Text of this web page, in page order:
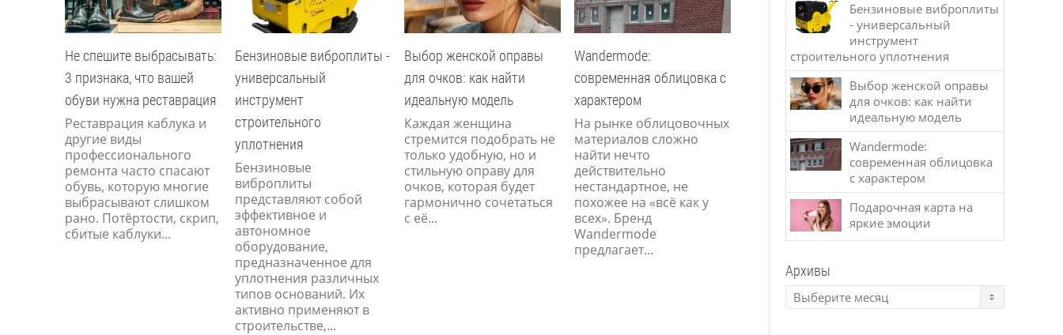
Не спешите выбрасывать:
3 признака, что вашей
обуви нужна реставрация
Реставрация каблука и
другие виды
профессионального
ремонта часто спасают
обувь, которую многие
выбрасывают слишком
рано. Потёртости, скрип,
сбитые каблуки...
Бензиновые виброплиты -
универсальный
инструмент
строительного
уплотнения
Бензиновые
виброплиты
представляют собой
эффективное и
автономное
оборудование,
предназначенное для
уплотнения различных
типов оснований. Их
активно применяют в
строительстве,...
Выбор женской оправы
для очков: как найти
идеальную модель
Каждая женщина
стремится подобрать не
только удобную, но и
стильную оправу для
очков, которая будет
гармонично сочетаться
с её...
Wandermode:
современная облицовка с
характером
На рынке облицовочных
материалов сложно
найти нечто
действительно
нестандартное, не
похожее на «всё как у
всех». Бренд
Wandermode
предлагает...
Подарочная карта на
яркие эмоции
В эпоху переизбытка
вещей и быстрого
потребления всё
выбирают в качестве
подарков не
материальные
предметы, а эмоции...
Элайнеры: инновация в
выравнивании зубов и не
только
Современная
стоматология
предлагает всё больше
привлекательных
методов исправления
Бензиновые виброплиты
- универсальный
инструмент
строительного уплотнения
Выбор женской оправы
для очков: как найти
идеальную модель
Wandermode:
современная облицовка
с характером
Подарочная карта на
яркие эмоции
Архивы